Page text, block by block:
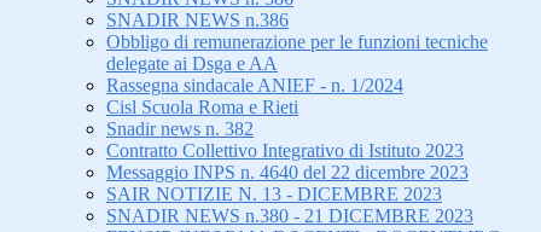
SNADIR NEWS n.386
Obbligo di remunerazione per le funzioni tecniche
delegate ai Dsga e AA
Rassegna sindacale ANIEF - n. 1/2024
Cisl Scuola Roma e Rieti
Snadir news n. 382
Contratto Collettivo Integrativo di Istituto 2023
Messaggio INPS n. 4640 del 22 dicembre 2023
SAIR NOTIZIE N. 13 - DICEMBRE 2023
SNADIR NEWS n.380 - 21 DICEMBRE 2023